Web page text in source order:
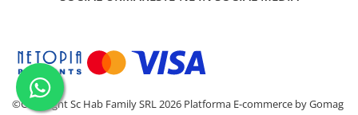
©Copyright Sc Hab Family SRL 2026 Platforma E-commerce by Gomag